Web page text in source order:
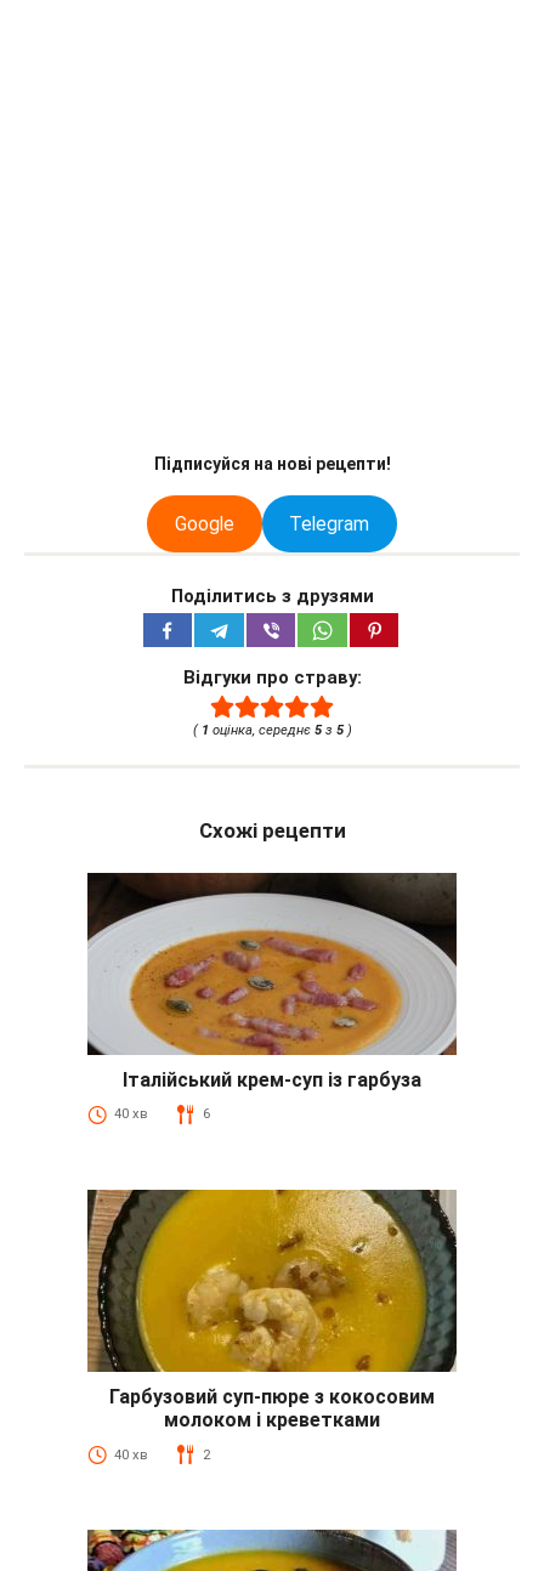
Підписуйся на нові рецепти!
Google Telegram
Поділитись з друзями
Відгуки про страву:
( 1 оцінка, середнє 5з 5)
Схожі рецепти
Італійський крем-суп із гарбуза
40 хв 6
Гарбузовий суп-пюре з кокосовим
молоком і креветками
40 хв 2